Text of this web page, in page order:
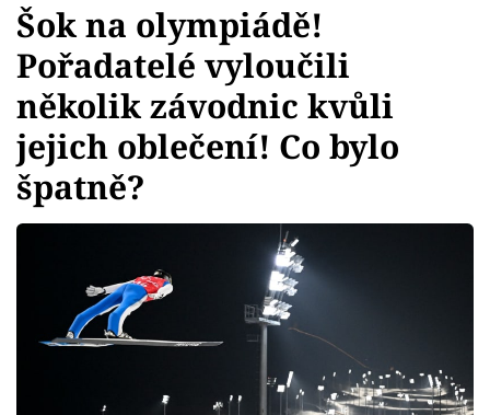
Témata
Showbyznys
Youtubeři
Sex a vztahy
Videa
Sledujte prima+
Šok na olympiádě!
Pořadatelé vyloučili
několik závodnic kvůli
jejich oblečení! Co bylo
špatně?